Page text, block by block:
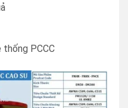
thống PCCC